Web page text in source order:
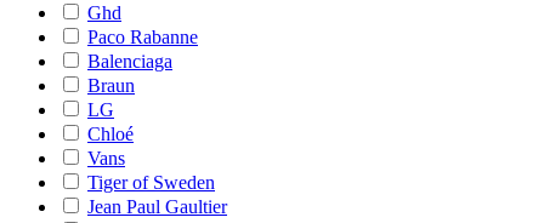
Ghd
Paco Rabanne
Balenciaga
Braun
LG
Chloé
Vans
Tiger of Sweden
Jean Paul Gaultier